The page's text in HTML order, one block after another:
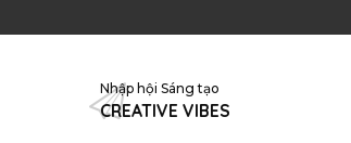
Nhập hội Sáng tạo
CREATIVE VIBES